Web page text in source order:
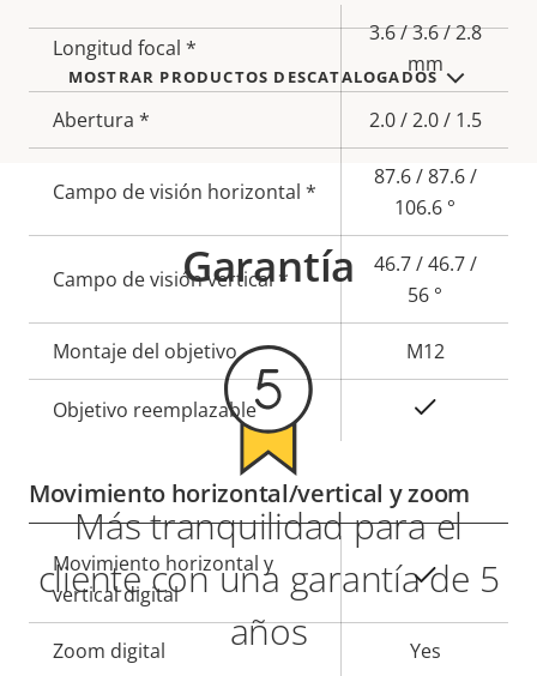
Descripción
de
propiedad
Valor de
propiedad
Longitud focal *
3.6 / 3.6 / 2.8
mm
Abertura * 2.0 / 2.0 / 1.5
Campo de visión horizontal *
87.6 / 87.6 /
106.6 °
Campo de visión vertical *
46.7 / 46.7 /
56 °
Montaje del objetivo M12
Objetivo reemplazable
Movimiento horizontal/vertical y zoom
Descripción
de
propiedad
Valor de
la
propiedad
Movimiento horizontal y
vertical digital
Sí
Zoom digital Yes
MOSTRAR PRODUCTOS DESCATALOGADOS
Garantía
Más tranquilidad para el
cliente con una garantía de 5
años